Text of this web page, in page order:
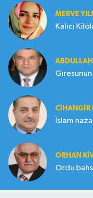
MERVE
Kalıcı
CIHANGIR
İslam
ORHAN
Ordu